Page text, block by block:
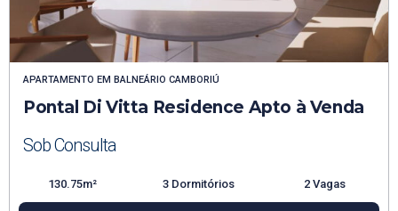
APARTAMENTO EM BALNEÁRIO CAMBORIÚ
Pontal Di Vitta Residence Apto à Venda
Sob Consulta
130.75m² 3 Dormitórios 2 Vagas